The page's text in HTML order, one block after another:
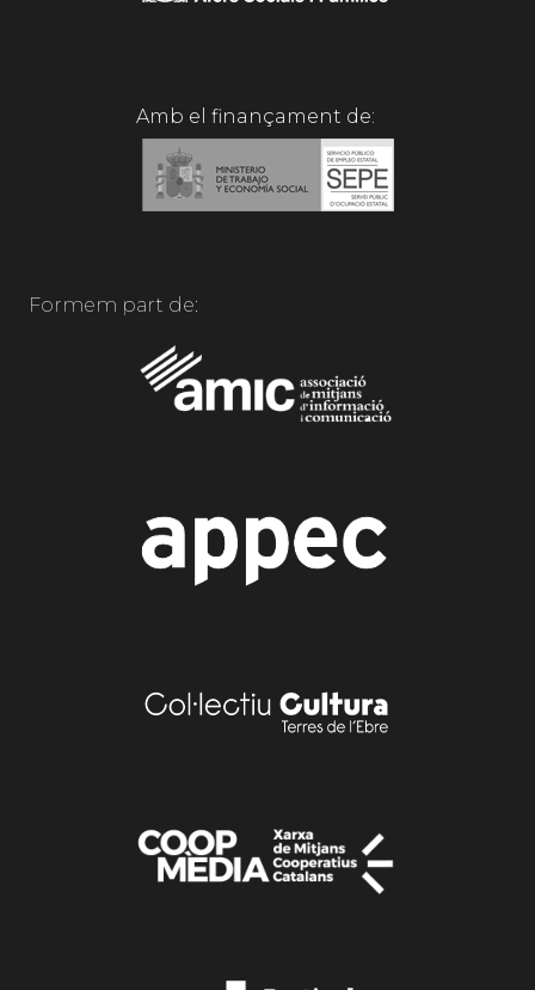
Amb el finançament de:
Formem part de: